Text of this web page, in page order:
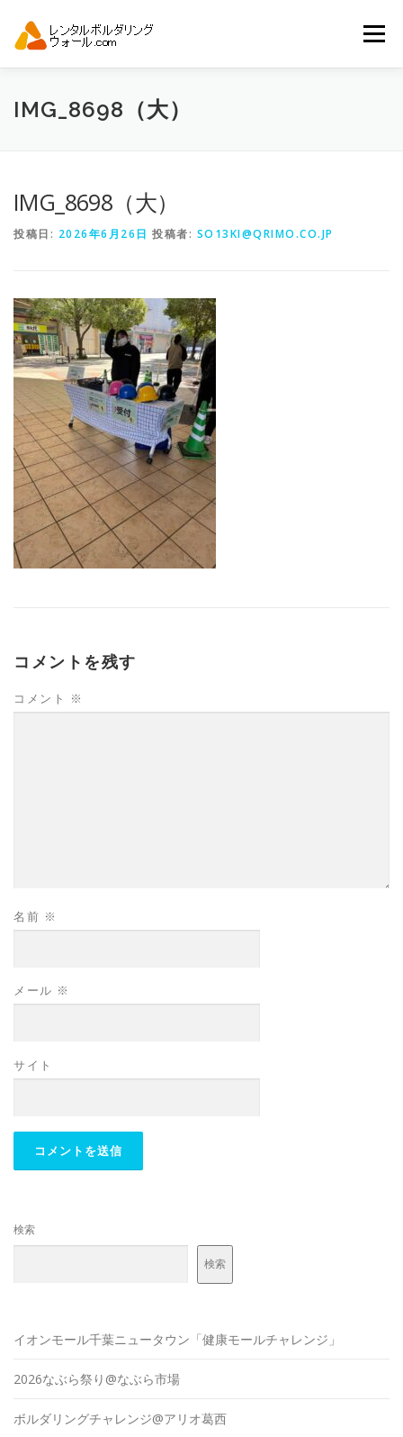
メニュー
トップ 自動見積り
IMG_8698（大）
IMG_8698（大）
投稿日: 2026年6月26日 投稿者: SO13KI@QRIMO.CO.JP
コメントを残す
コメント ※
名前 ※
メール ※
サイト
検索
検索
イオンモール千葉ニュータウン「健康モールチャレンジ」
2026なぶら祭り@なぶら市場
ボルダリングチャレンジ@アリオ葛西